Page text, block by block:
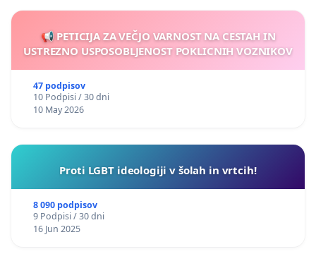
📢 PETICIJA ZA VEČJO VARNOST NA CESTAH IN
USTREZNO USPOSOBLJENOST POKLICNIH VOZNIKOV
47 podpisov
10 Podpisi / 30 dni
10 May 2026
Proti LGBT ideologiji v šolah in vrtcih!
8 090 podpisov
9 Podpisi / 30 dni
16 Jun 2025